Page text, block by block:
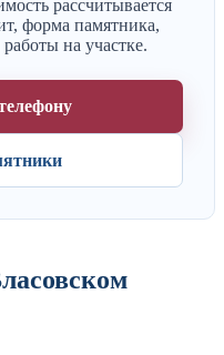
рассчитывается
форма памятника,
на участке.